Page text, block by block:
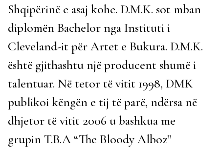
Shqipërinë e asaj kohe. D.M.K. sot mban
diplomën Bachelor nga Instituti i
Cleveland-it për Artet e Bukura. D.M.K.
është gjithashtu një producent shumë i
talentuar. Në tetor të vitit 1998, DMK
publikoi këngën e tij të parë, ndërsa në
dhjetor të vitit 2006 u bashkua me
grupin T.B.A “The Bloody Alboz”